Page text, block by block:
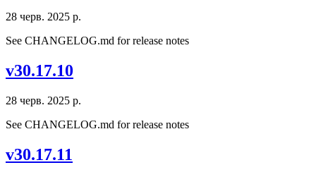
28 черв. 2025 р.
See CHANGELOG.md for release notes
v30.17.10
28 черв. 2025 р.
See CHANGELOG.md for release notes
v30.17.11